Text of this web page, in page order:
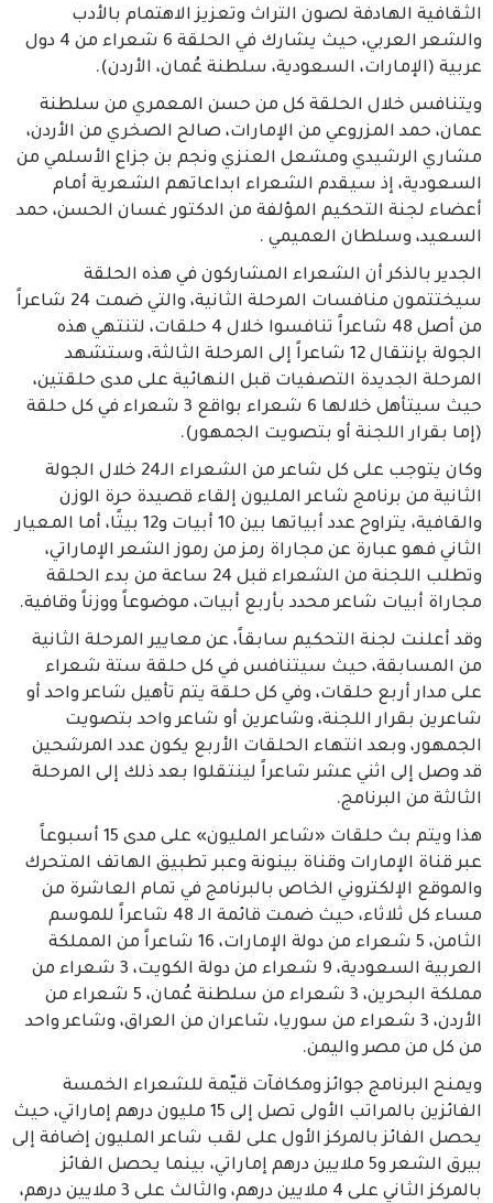
الثقافية الهادفة لصون التراث وتعزيز الاهتمام بالأدب
والشعر العربي، حيث يشارك في الحلقة 6 شعراء من 4 دول
عربية (الإمارات، السعودية، سلطنة عُمان، الأردن).
ويتنافس خلال الحلقة كل من حسن المعمري من سلطنة
عمان، حمد المزروعي من الإمارات، صالح الصخري من الأردن،
مشاري الرشيدي ومشعل العنزي ونجم بن جزاع الأسلمي من
السعودية، إذ سيقدم الشعراء ابداعاتهم الشعرية أمام
أعضاء لجنة التحكيم المؤلفة من الدكتور غسان الحسن، حمد
السعيد، وسلطان العميمي .
الجدير بالذكر أن الشعراء المشاركون في هذه الحلقة
سيختتمون منافسات المرحلة الثانية، والتي ضمت 24 شاعراً
من أصل 48 شاعراً تنافسوا خلال 4 حلقات، لتنتهي هذه
الجولة بإنتقال 12 شاعراً إلى المرحلة الثالثة، وستشهد
المرحلة الجديدة التصفيات قبل النهائية على مدى حلقتين،
حيث سيتأهل خلالها 6 شعراء بواقع 3 شعراء في كل حلقة
(إما بقرار اللجنة أو بتصويت الجمهور).
وكان يتوجب على كل شاعر من الشعراء الـ24 خلال الجولة
الثانية من برنامج شاعر المليون إلقاء قصيدة حرة الوزن
والقافية، يتراوح عدد أبياتها بين 10 أبيات و12 بيتًا، أما المعيار
الثاني فهو عبارة عن مجاراة رمز من رموز الشعر الإماراتي،
وتطلب اللجنة من الشعراء قبل 24 ساعة من بدء الحلقة
مجاراة أبيات شاعر محدد بأربع أبيات، موضوعاً ووزناً وقافية.
وقد أعلنت لجنة التحكيم سابقاً، عن معايير المرحلة الثانية
من المسابقة، حيث سيتنافس في كل حلقة ستة شعراء
على مدار أربع حلقات، وفي كل حلقة يتم تأهيل شاعر واحد أو
شاعرين بقرار اللجنة، وشاعرين أو شاعر واحد بتصويت
الجمهور، وبعد انتهاء الحلقات الأربع يكون عدد المرشحين
قد وصل إلى اثني عشر شاعراً لينتقلوا بعد ذلك إلى المرحلة
الثالثة من البرنامج.
هذا ويتم بث حلقات «شاعر المليون» على مدى 15 أسبوعاً
عبر قناة الإمارات وقناة بينونة وعبر تطبيق الهاتف المتحرك
والموقع الإلكتروني الخاص بالبرنامج في تمام العاشرة من
مساء كل ثلاثاء، حيث ضمت قائمة الـ 48 شاعراً للموسم
الثامن، 5 شعراء من دولة الإمارات، 16 شاعراً من المملكة
العربية السعودية، 9 شعراء من دولة الكويت، 3 شعراء من
مملكة البحرين، 3 شعراء من سلطنة عُمان، 5 شعراء من
الأردن، 3 شعراء من سوريا، شاعران من العراق، وشاعر واحد
من كل من مصر واليمن.
ويمنح البرنامج جوائز ومكافآت قيّمة للشعراء الخمسة
الفائزين بالمراتب الأولى تصل إلى 15 مليون درهم إماراتي، حيث
يحصل الفائز بالمركز الأول على لقب شاعر المليون إضافة إلى
بيرق الشعر و5 ملايين درهم إماراتي، بينما يحصل الفائز
بالمركز الثاني على 4 ملايين درهم، والثالث على 3 ملايين درهم،